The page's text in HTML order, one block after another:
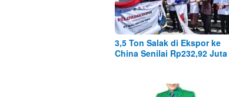
3,5 Ton Salak di Ekspor ke
China Senilai Rp232,92 Juta